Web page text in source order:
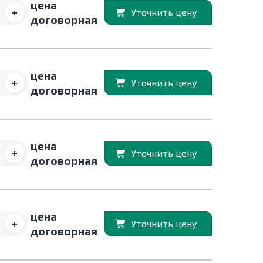
+
цена
договорная
Уточнить цену
+
цена
договорная
Уточнить цену
+
цена
договорная
Уточнить цену
+
цена
договорная
Уточнить цену